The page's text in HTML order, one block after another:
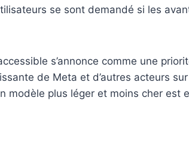
se sont demandé si les
s’annonce comme une
de Meta et d’autres acteurs
modèle plus léger et moins cher est